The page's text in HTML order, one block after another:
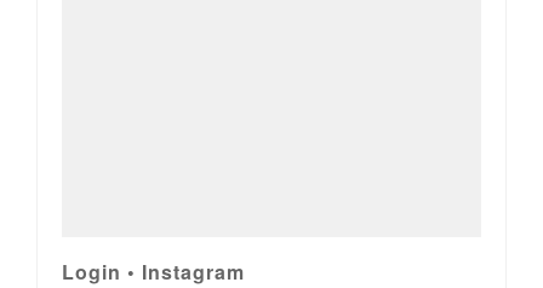
Login • Instagram